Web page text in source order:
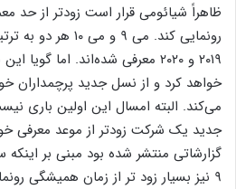
ظاهراً شیائومی قرار است زودتر از حد
رونمایی کند. می ۹
۲۰۱۹ و ۲۰۲۰ معرفی شده‌اند. اما
خواهد کرد و از نسل جدید پرچمداران
می‌کند. البته امسال این اولین باری
جدید یک شرکت زودتر از موعد معرفی
۹ نیز بسیار زود تر از زمان همیشگی رونمایی می‌شوند.